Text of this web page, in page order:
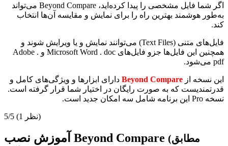
اگر شما فایل مشخصی را پیدا کرده‌اید، Beyond Compare می‌تواند
به‌طور هوشمند بهترین راه را برای نمایش و مقایسه آن‌ها انتخاب
کند.
فایل‌های متنی (Text Files) می‌توانند نمایش و یا ویرایش شوند و
همچنین این فایل‌ها جزو فایل‌های Microsoft Word . doc و Adobe .
pdf می‌شود.
این نسخه از Beyond Compare دارای ابزار‌ها و ویژگی‌های کامل و
قدرتمندیست که به صورت رایگان در اختیار شما قرار گرفته است.
نسخه Pro این برنامه شامل سه امکان جدید است.
5/5 (1 نظر)
آموزش نصب Beyond Compare (مطابق